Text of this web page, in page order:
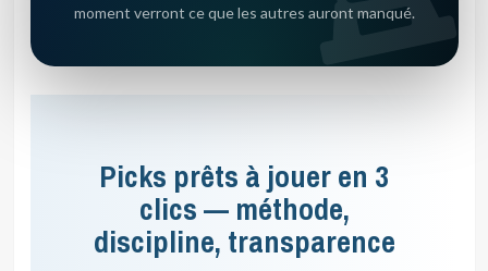
moment verront ce que les autres auront manqué.
Picks prêts à jouer en 3
clics — méthode,
discipline, transparence